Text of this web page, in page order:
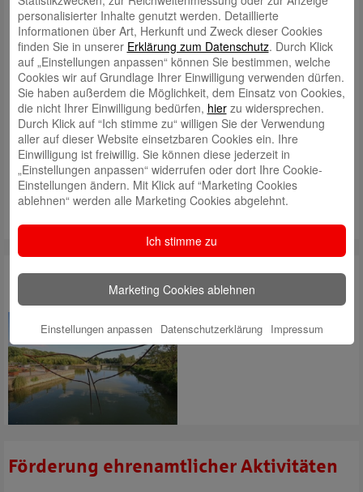
Heinz-Reckendrees-Stiftung ist
ein Erholungswald mit
Waldkindergarten und Waldschule
zur Förderung der Breitenbildung
über Wald, Wild und Jagd sowie
Schutz der heimischen Tierwelt
vorzuhalten.Mehr lesen
Kunst für Vier
Mehr lesen
Förderung ehrenamtlicher Aktivitäten
personalisierter Inhalte genutzt werden. Detaillierte
Informationen über Art, Herkunft und Zweck dieser Cookies
finden Sie in unserer Erklärung zum Datenschutz. Durch Klick
auf „Einstellungen anpassen“ können Sie bestimmen, welche
Cookies wir auf Grundlage Ihrer Einwilligung verwenden dürfen.
Sie haben außerdem die Möglichkeit, dem Einsatz von Cookies,
die nicht Ihrer Einwilligung bedürfen, hierzu widersprechen.
Durch Klick auf “Ich stimme zu“ willigen Sie der Verwendung
aller auf dieser Website einsetzbaren Cookies ein. Ihre
Einwilligung ist freiwillig. Sie können diese jederzeit in
„Einstellungen anpassen“ widerrufen oder dort Ihre Cookie-
Einstellungen ändern. Mit Klick auf “Marketing Cookies
ablehnen“ werden alle Marketing Cookies abgelehnt.
Ich stimme zu
Marketing Cookies ablehnen
Einstellungen anpassen Datenschutzerklärung Impressum